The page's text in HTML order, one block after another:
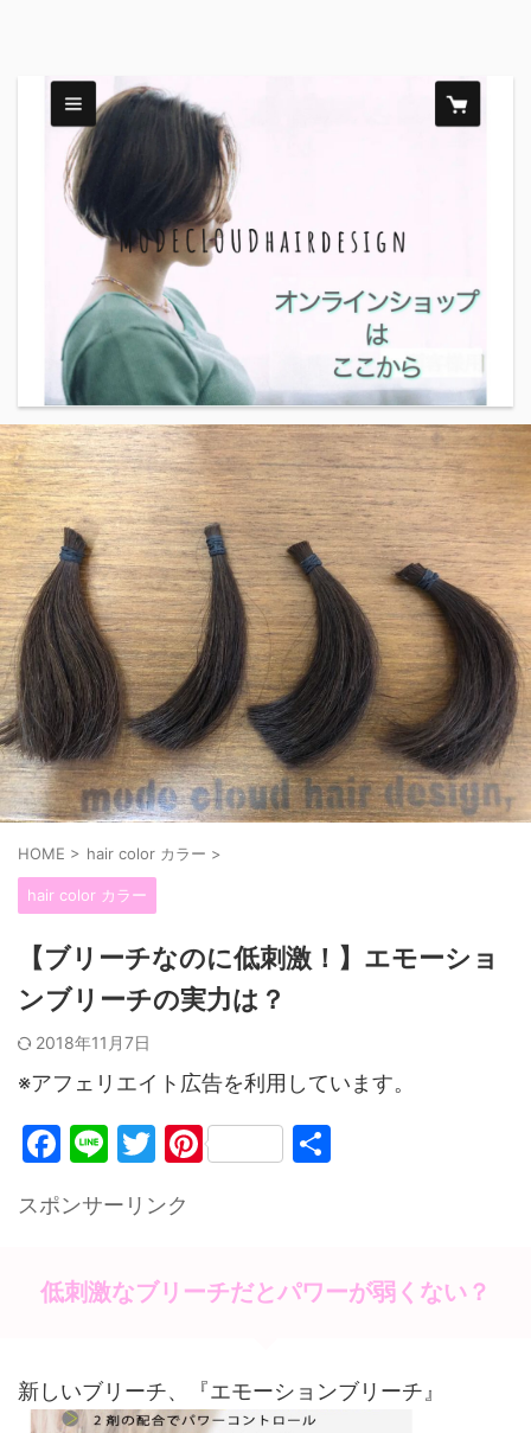
HOME > hair color カラー >
hair color カラー
【ブリーチなのに低刺激！】エモーショ
ンブリーチの実力は？
2018年11月7日
※アフェリエイト広告を利用しています。
F
c
b
k
Li
e
T
itt
Pi
st
スポンサーリンク
低刺激なブリーチだとパワーが弱くない？
新しいブリーチ、『エモーションブリーチ』